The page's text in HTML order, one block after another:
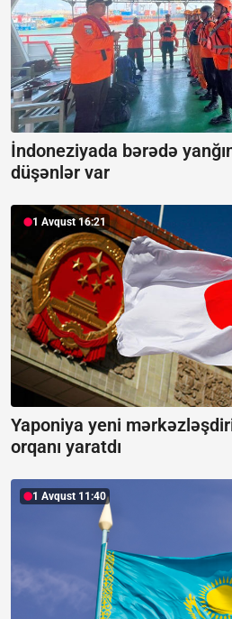
İndoneziyada bərədə
düşənlər var
1 Avqust 16:21
Yaponiya yeni
orqanı yaratdı
1 Avqust 11:40